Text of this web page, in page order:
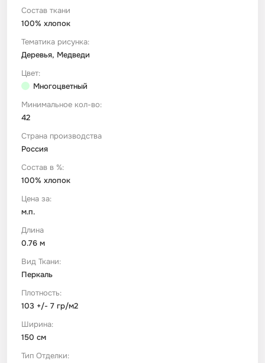
Состав ткани
100% хлопок
Тематика рисунка:
Деревья, Медведи
Цвет:
Многоцветный
Минимальное кол-во:
42
Страна производства
Россия
Состав в %:
100% хлопок
Цена за:
м.п.
Длина
0.76 м
Вид Ткани:
Перкаль
Плотность:
103 +/- 7 гр/м2
Ширина:
150 см
Тип Отделки: